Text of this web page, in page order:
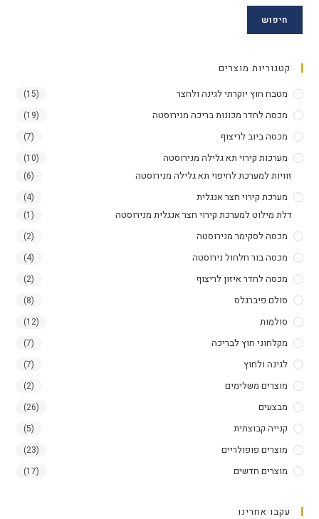
חיפוש
קטגוריות מוצרים
מטבח חוץ יוקרתי לגינה ולחצר
(15)
מכסה לחדר מכונות בריכה מנירוסטה (19)
מכסה ביוב לריצוף (7)
מערכות קירוי תא גלילה מנירוסטה (10)
זוויות למערכת לחיפוי תא גלילה מנירוסטה (6)
מערכת קירוי חצר אנגלית (4)
דלת מילוט למערכת קירוי חצר אנגלית מנירוסטה (1)
מכסה לסקימר מנירוסטה (2)
מכסה בור חלחול נירוסטה (4)
מכסה לחדר איזון לריצוף (2)
סולם פיברגלס (8)
סולמות​ (12)
מקלחוני חוץ לבריכה (7)
לגינה ולחוץ (7)
מוצרים משלימים (2)
מבצעים (26)
קנייה קבוצתית (5)
מוצרים פופולריים (23)
מוצרים חדשים (17)
עקבו אחרינו